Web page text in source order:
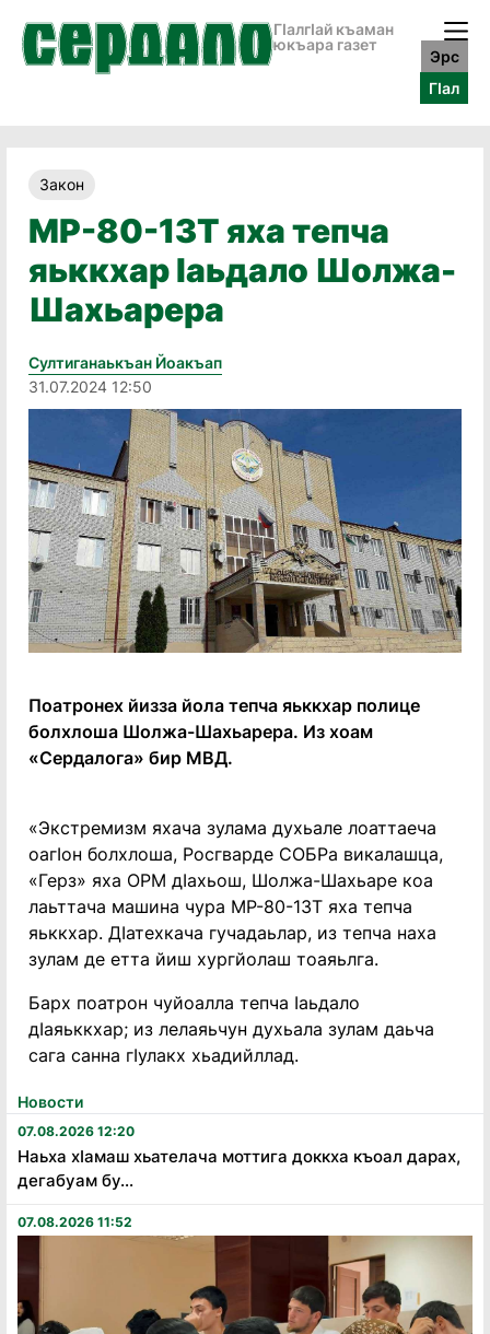
ГӀалгӀай къаман
юкъара газет
Эрс
ГӀал
Новости
07.08.2026 12:20
Наьха хӏамаш хьателача моттига доккха къоал дарах,
дегабуам бу...
07.08.2026 11:52
Закон
МР-80-13Т яха тепча
яьккхар Ӏаьдало Шолжа-
Шахьарера
Султиганаькъан Йоакъап
31.07.2024 12:50
Поатронех йизза йола тепча яьккхар полице
болхлоша Шолжа-Шахьарера. Из хоам
«Сердалога» бир МВД.
«Экстремизм яхача зулама духьале лоаттаеча
оагӀон болхлоша, Росгварде СОБРа викалашца,
«Герз» яха ОРМ дӀахьош, Шолжа-Шахьаре коа
лаьттача машина чура МР-80-13Т яха тепча
яьккхар. ДӀатехкача гучадаьлар, из тепча наха
зулам де етта йиш хургйолаш тоаяьлга.
Барх поатрон чуйоалла тепча Ӏаьдало
дӀаяьккхар; из лелаяьчун духьала зулам даьча
сага санна гӀулакх хьадийллад.